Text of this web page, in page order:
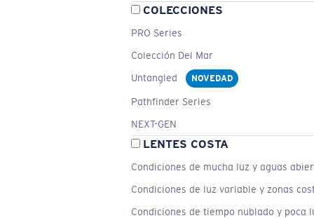
COLECCIONES
PRO Series
Colección Del Mar
Untangled
NOVEDAD
Pathfinder Series
NEXT-GEN
LENTES COSTA
Condiciones de mucha luz y aguas
Condiciones de luz variable y zonas
Condiciones de tiempo nublado y poca